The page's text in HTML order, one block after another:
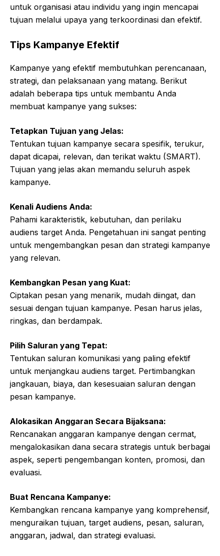
untuk organisasi atau individu yang ingin mencapai
tujuan melalui upaya yang terkoordinasi dan efektif.
Tips Kampanye Efektif
Kampanye yang efektif membutuhkan perencanaan,
strategi, dan pelaksanaan yang matang. Berikut
adalah beberapa tips untuk membantu Anda
membuat kampanye yang sukses:
Tetapkan Tujuan yang Jelas:
Tentukan tujuan kampanye secara spesifik, terukur,
dapat dicapai, relevan, dan terikat waktu (SMART).
Tujuan yang jelas akan memandu seluruh aspek
kampanye.
Kenali Audiens Anda:
Pahami karakteristik, kebutuhan, dan perilaku
audiens target Anda. Pengetahuan ini sangat penting
untuk mengembangkan pesan dan strategi kampanye
yang relevan.
Kembangkan Pesan yang Kuat:
Ciptakan pesan yang menarik, mudah diingat, dan
sesuai dengan tujuan kampanye. Pesan harus jelas,
ringkas, dan berdampak.
Pilih Saluran yang Tepat:
Tentukan saluran komunikasi yang paling efektif
untuk menjangkau audiens target. Pertimbangkan
jangkauan, biaya, dan kesesuaian saluran dengan
pesan kampanye.
Alokasikan Anggaran Secara Bijaksana:
Rencanakan anggaran kampanye dengan cermat,
mengalokasikan dana secara strategis untuk berbagai
aspek, seperti pengembangan konten, promosi, dan
evaluasi.
Buat Rencana Kampanye:
Kembangkan rencana kampanye yang komprehensif,
menguraikan tujuan, target audiens, pesan, saluran,
anggaran, jadwal, dan strategi evaluasi.